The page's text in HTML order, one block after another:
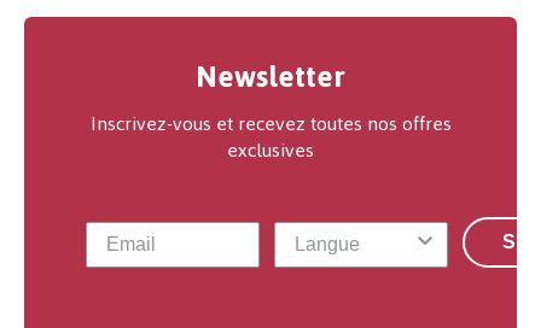
Newsletter
Inscrivez-vous et recevez toutes nos offres
exclusives